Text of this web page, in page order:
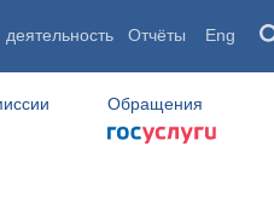
Отчёты Eng
Обращения